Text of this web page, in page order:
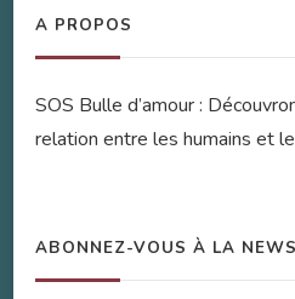
A PROPOS
SOS Bulle d’amour :
relation entre les humains et
ABONNEZ-VOUS À LA